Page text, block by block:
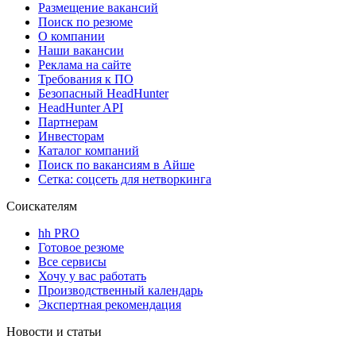
Размещение вакансий
Поиск по резюме
О компании
Наши вакансии
Реклама на сайте
Требования к ПО
Безопасный HeadHunter
HeadHunter API
Партнерам
Инвесторам
Каталог компаний
Поиск по вакансиям в Айше
Сетка: соцсеть для нетворкинга
Соискателям
hh PRO
Готовое резюме
Все сервисы
Хочу у вас работать
Производственный календарь
Экспертная рекомендация
Новости и статьи